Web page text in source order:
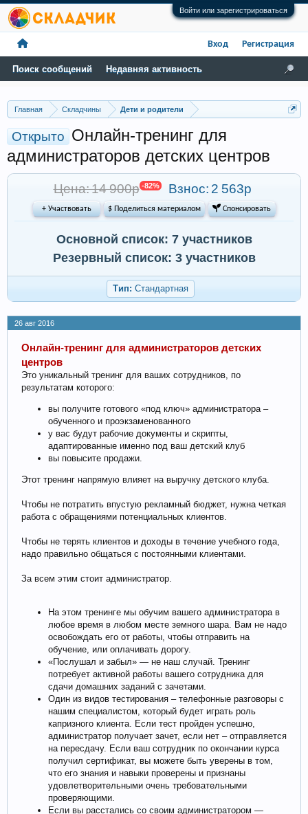
Войти или зарегистрироваться
Главная Складчины Дети и родители
Открыто Онлайн-тренинг для
администраторов детских центров
Цена: 14 900р -82% Взнос: 2 563р
+ Участвовать $ Поделиться материалом  Спонсировать
Основной список: 7 участников
Резервный список: 3 участников
Тип: Стандартная
26 авг 2016
Онлайн-тренинг для администраторов детских
центров
Это уникальный тренинг для ваших сотрудников, по
результатам которого:
вы получите готового «под ключ» администратора –
обученного и проэкзаменованного
у вас будут рабочие документы и скрипты,
адаптированные именно под ваш детский клуб
вы повысите продажи.
Этот тренинг напрямую влияет на выручку детского клуба.
Чтобы не потратить впустую рекламный бюджет, нужна четкая
работа с обращениями потенциальных клиентов.
Чтобы не терять клиентов и доходы в течение учебного года,
надо правильно общаться с постоянными клиентами.
За всем этим стоит администратор.
На этом тренинге мы обучим вашего администратора в
любое время в любом месте земного шара. Вам не надо
освобождать его от работы, чтобы отправить на
обучение, или оплачивать дорогу.
«Послушал и забыл» — не наш случай. Тренинг
потребует активной работы вашего сотрудника для
сдачи домашних заданий с зачетами.
Один из видов тестирования – телефонные разговоры с
нашим специалистом, который будет играть роль
капризного клиента. Если тест пройден успешно,
администратор получает зачет, если нет – отправляется
на пересдачу. Если ваш сотрудник по окончании курса
получил сертификат, вы можете быть уверены в том,
что его знания и навыки проверены и признаны
удовлетворительными очень требовательными
проверяющими.
Если вы расстались со своим администратором —
Поиск сообщений Недавняя активность
Вход Регистрация